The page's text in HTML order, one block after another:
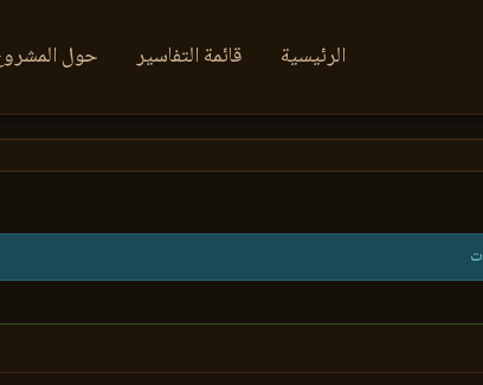
الرئيسية قائمة التفاسير حول